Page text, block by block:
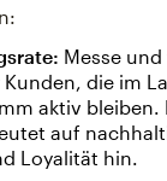
Messe
die im
aktiv bleiben.
auf
Loyalität hin.